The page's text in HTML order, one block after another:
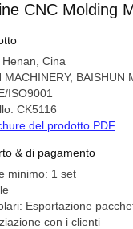
CNC Molding
Cina
MACHINERY, BAISHUN
ISO9001
CK5116
del prodotto PDF
& di pagamento
minimo: 1 set
Esportazione
con i clienti